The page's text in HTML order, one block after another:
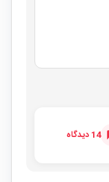
14 دیدگاه